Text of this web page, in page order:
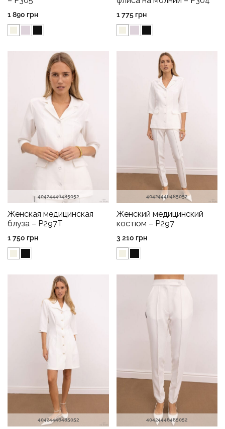
1 890 грн 1 775 грн
40424446485052
Женская медицинская
блуза – P297T
1 750 грн
40424446485052
Женский медицинский
костюм – P297
3 210 грн
40424446485052 40424446485052